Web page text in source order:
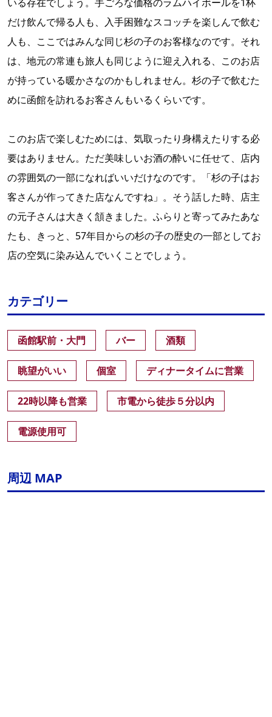
だけ飲んで帰る人も、入手困難なスコッチを楽しんで飲む
人も、ここではみんな同じ杉の子のお客様なのです。それ
は、地元の常連も旅人も同じように迎え入れる、このお店
が持っている暖かさなのかもしれません。杉の子で飲むた
めに函館を訪れるお客さんもいるくらいです。
このお店で楽しむためには、気取ったり身構えたりする必
要はありません。ただ美味しいお酒の酔いに任せて、店内
の雰囲気の一部になればいいだけなのです。「杉の子はお
客さんが作ってきた店なんですね」。そう話した時、店主
の元子さんは大きく頷きました。ふらりと寄ってみたあな
たも、きっと、57年目からの杉の子の歴史の一部としてお
店の空気に染み込んでいくことでしょう。
カテゴリー
函館駅前・大門 バー 酒類
眺望がいい 個室 ディナータイムに営業
22時以降も営業 市電から徒歩５分以内
電源使用可
周辺 MAP